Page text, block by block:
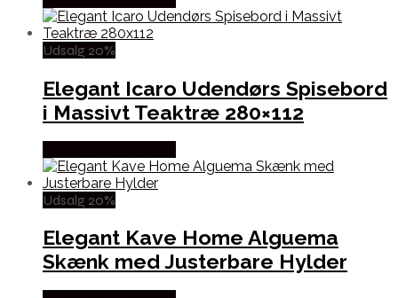
Udsalg 20%
Elegant Icaro Udendørs Spisebord
i Massivt Teaktræ 280×112
Udsalg 20%
Elegant Kave Home Alguema
Skænk med Justerbare Hylder